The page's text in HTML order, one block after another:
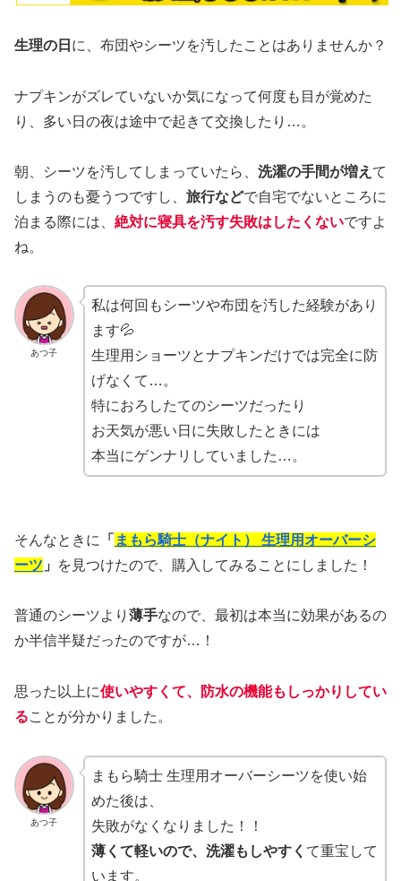
生理の日 に、布団やシーツを汚したことはありませんか？
ナプキンがズレていないか気になって何度も目が覚めた
り、多い日の夜は途中で起きて交換したり…。
朝、シーツを汚してしまっていたら、 洗濯の手間が増え て
しまうのも憂うつですし、 旅行などで自宅でないところに
泊まる際には、 絶対に寝具を汚す失敗はしたくないですよ
ね。
あつ子
私は何回もシーツや布団を汚した経験があり
ます💦
生理用ショーツとナプキンだけでは完全に防
げなくて…。
特におろしたてのシーツだったり
お天気が悪い日に失敗したときには
本当にゲンナリしていました…。
そんなときに 「 まもら騎士（ナイト） 生理用オーバーシ
ーツ 」 を見つけたので、購入してみることにしました！
普通のシーツより 薄手なので、最初は本当に効果があるの
か半信半疑だったのですが…！
思った以上に使いやすくて、防水の機能もしっかりしてい
ることが分かりました。
あつ子
まもら騎士 生理用オーバーシーツを使い始
めた後は、
失敗がなくなりました！！
薄くて軽いので、洗濯もしやすく て重宝して
います。